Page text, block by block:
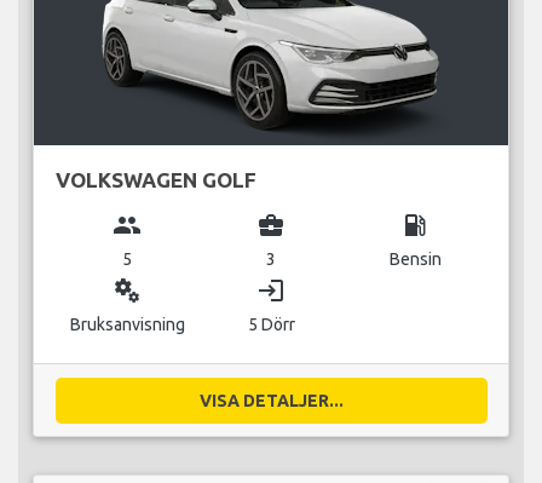
VOLKSWAGEN GOLF
group
5
business_center
3
local_gas_station
Bensin
miscellaneous_services
Bruksanvisning
login
5 Dörr
VISA DETALJER...